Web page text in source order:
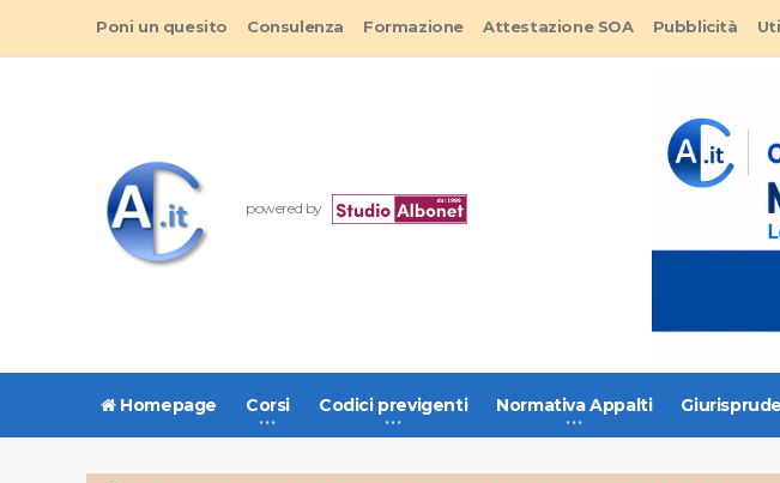
Poni un quesito Consulenza Formazione Attestazione SOA Pubblicità
powered by
Homepage Corsi Codici previgenti Normativa Appalti